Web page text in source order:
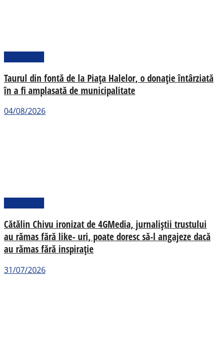
Taurul din fontă de la Piața Halelor, o donație întârziată
în a fi amplasată de municipalitate
04/08/2026
Cătălin Chivu ironizat de 4GMedia, jurnaliștii trustului
au rămas fără like- uri, poate doresc să-l angajeze dacă
au rămas fără inspirație
31/07/2026